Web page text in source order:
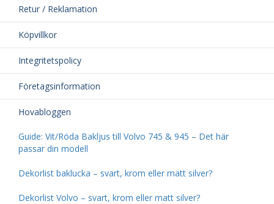
Retur / Reklamation
Köpvillkor
Integritetspolicy
Företagsinformation
Hovabloggen
Guide: Vit/Röda Bakljus till Volvo 745 & 945 – Det här
passar din modell
Dekorlist baklucka – svart, krom eller matt silver?
Dekorlist Volvo – svart, krom eller matt silver?